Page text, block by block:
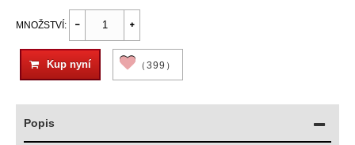
MNOŽSTVÍ:
Kup nyní （399）
Popis